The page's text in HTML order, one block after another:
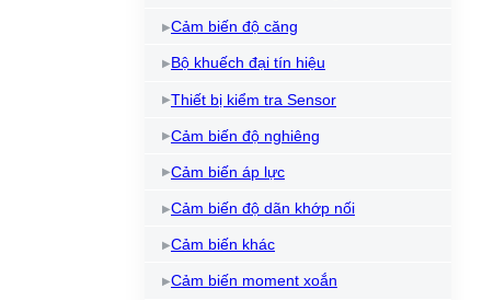
Cảm biến độ căng
Bộ khuếch đại tín hiệu
Thiết bị kiểm tra Sensor
Cảm biến độ nghiêng
Cảm biến áp lực
Cảm biến độ dãn khớp nối
Cảm biến khác
Cảm biến moment xoắn